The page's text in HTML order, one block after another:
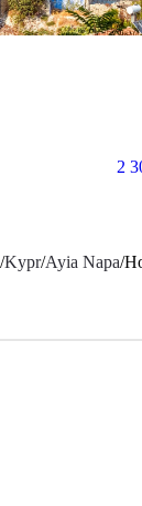
2
/Kypr/Ayia Napa/